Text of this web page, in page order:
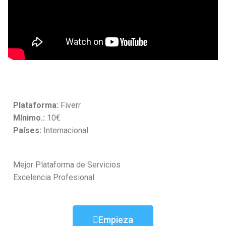
Plataforma: Fiverr
Mínimo.: 10€
Países: Internacional
Mejor Plataforma de Servicios
Excelencia Profesional
Empieza